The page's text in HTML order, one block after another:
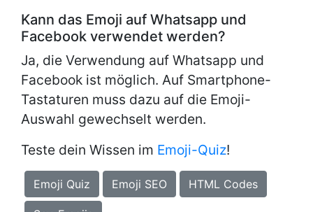
Kann das Emoji auf Whatsapp und
Facebook verwendet werden?
Ja, die Verwendung auf Whatsapp und
Facebook ist möglich. Auf Smartphone-
Tastaturen muss dazu auf die Emoji-
Auswahl gewechselt werden.
Teste dein Wissen im Emoji-Quiz!
Emoji Quiz Emoji SEO HTML Codes